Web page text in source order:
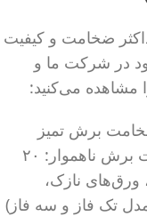
ضخامت و کیفیت
در شرکت ما و
مشاهده می‌کنید:
برش تمیز
(فولاد): ۱۲-۱۵ میلی‌متر، حداکثر ضخامت برش ناهموار: ۲۰
ورق‌های نازک،
تک فاز و سه فاز)